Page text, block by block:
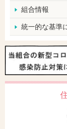
組合情報
統一的な基準